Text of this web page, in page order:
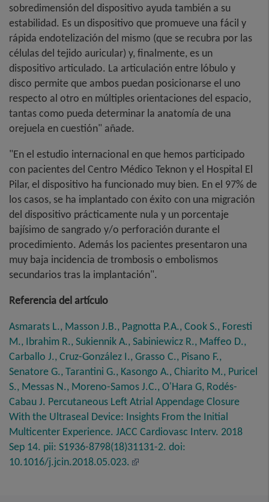
sobredimensión del dispositivo ayuda también a su
estabilidad. Es un dispositivo que promueve una fácil y
rápida endotelización del mismo (que se recubra por las
células del tejido auricular) y, finalmente, es un
dispositivo articulado. La articulación entre lóbulo y
disco permite que ambos puedan posicionarse el uno
respecto al otro en múltiples orientaciones del espacio,
tantas como pueda determinar la anatomía de una
orejuela en cuestión" añade.
"En el estudio internacional en que hemos participado
con pacientes del Centro Médico Teknon y el Hospital El
Pilar, el dispositivo ha funcionado muy bien. En el 97% de
los casos, se ha implantado con éxito con una migración
del dispositivo prácticamente nula y un porcentaje
bajísimo de sangrado y/o perforación durante el
procedimiento. Además los pacientes presentaron una
muy baja incidencia de trombosis o embolismos
secundarios tras la implantación".
Referencia del artículo
Asmarats L., Masson J.B., Pagnotta P.A., Cook S., Foresti
M., Ibrahim R., Sukiennik A., Sabiniewicz R., Maffeo D.,
Carballo J., Cruz-González I., Grasso C., Pisano F.,
Senatore G., Tarantini G., Kasongo A., Chiarito M., Puricel
S., Messas N., Moreno-Samos J.C., O'Hara G, Rodés-
Cabau J. Percutaneous Left Atrial Appendage Closure
With the Ultraseal Device: Insights From the Initial
Multicenter Experience. JACC Cardiovasc Interv. 2018
Sep 14. pii: S1936-8798(18)31131-2. doi:
10.1016/j.jcin.2018.05.023.